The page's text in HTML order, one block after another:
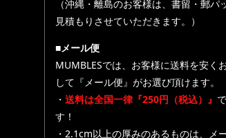
（沖縄・離島のお客様は、書留・郵パ
見積もりさせていただきます。）
■メール便
MUMBLESでは、お客様に送料を安く
して『メール便』がお選び頂けます。
・ 送料は全国一律『250円（税込）』
す！
・2.1cm以上の厚みのあるものは、メ